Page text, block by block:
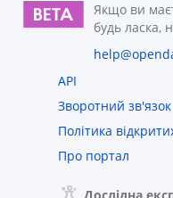
Якщо ви
будь ласка,
API
Зворотний зв'язок
Політика
Про портал